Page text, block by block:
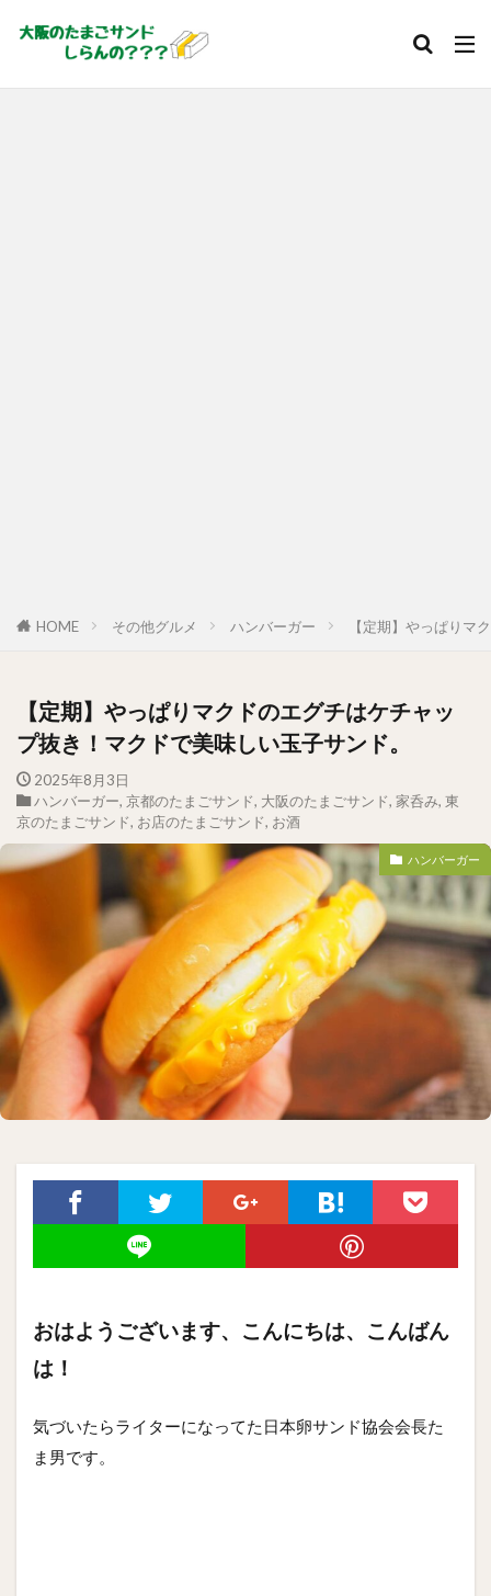
HOME その他グルメ ハンバーガー 【定期】やっぱりマ
【定期】やっぱりマクドのエグチはケチャッ
プ抜き！マクドで美味しい玉子サンド。
2025年8月3日
ハンバーガー, 京都のたまごサンド, 大阪のたまごサンド, 家呑み, 東
京のたまごサンド, お店のたまごサンド, お酒
ハンバーガー
おはようございます、こんにちは、こんばん
は！
気づいたらライターになってた日本卵サンド協会会長た
ま男です。